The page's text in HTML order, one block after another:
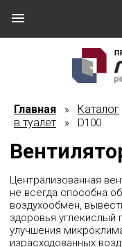
Главная » Каталог
в туалет » D100
Централизованная
не всегда способна
воздухообмен,
здоровья углекислый
улучшения
израсходованных